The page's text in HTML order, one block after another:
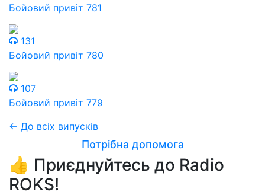
Бойовий привіт 781
131
Бойовий привіт 780
107
Бойовий привіт 779
← До всіх випусків
Потрібна допомога
👍 Приєднуйтесь до Radio
ROKS!